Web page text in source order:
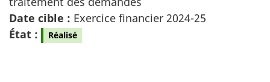
Date cible : Exercice financier 2024-25
État :
Réalisé